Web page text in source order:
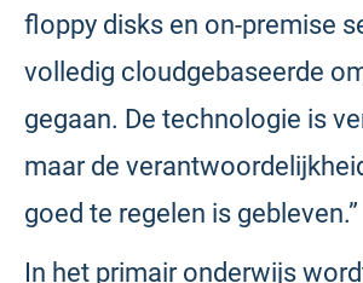
floppy disks en on-premise
volledig cloudgebaseerde
gegaan. De technologie is
maar de
goed te regelen is gebleven.”
In het primair onderwijs